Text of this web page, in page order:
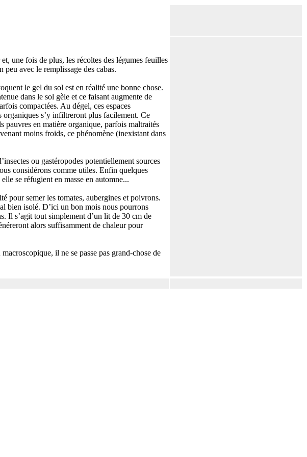
une fois de plus, les récoltes des légumes feuilles
avec le remplissage des cabas.
le gel du sol est en réalité une bonne chose.
dans le sol gèle et ce faisant augmente de
compactées. Au dégel, ces espaces
organiques s’y infiltreront plus facilement. Ce
pauvres en matière organique, parfois maltraités
moins froids, ce phénomène (inexistant dans
ou gastéropodes potentiellement sources
considérons comme utiles. Enfin quelques
se réfugient en masse en automne...
pour semer les tomates, aubergines et poivrons.
bien isolé. D’ici un bon mois nous pourrons
Il s’agit tout simplement d’un lit de 30 cm de
alors suffisamment de chaleur pour
il ne se passe pas grand-chose de